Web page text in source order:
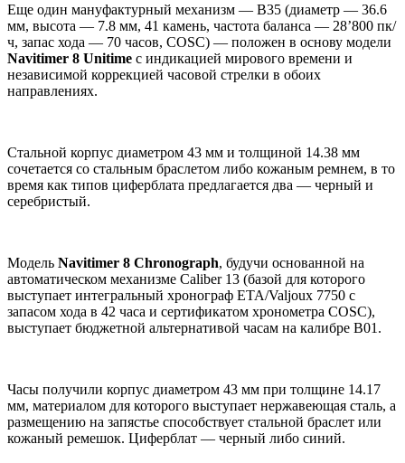
Еще один мануфактурный механизм — B35 (диаметр — 36.6
мм, высота — 7.8 мм, 41 камень, частота баланса — 28’800 пк/
ч, запас хода — 70 часов, COSC) — положен в основу модели
Navitimer 8 Unitime с индикацией мирового времени и
независимой коррекцией часовой стрелки в обоих
направлениях.
Стальной корпус диаметром 43 мм и толщиной 14.38 мм
сочетается со стальным браслетом либо кожаным ремнем, в то
время как типов циферблата предлагается два — черный и
серебристый.
Модель Navitimer 8 Chronograph, будучи основанной на
автоматическом механизме Caliber 13 (базой для которого
выступает интегральный хронограф ETA/Valjoux 7750 с
запасом хода в 42 часа и сертификатом хронометра COSC),
выступает бюджетной альтернативой часам на калибре B01.
Часы получили корпус диаметром 43 мм при толщине 14.17
мм, материалом для которого выступает нержавеющая сталь, а
размещению на запястье способствует стальной браслет или
кожаный ремешок. Циферблат — черный либо синий.